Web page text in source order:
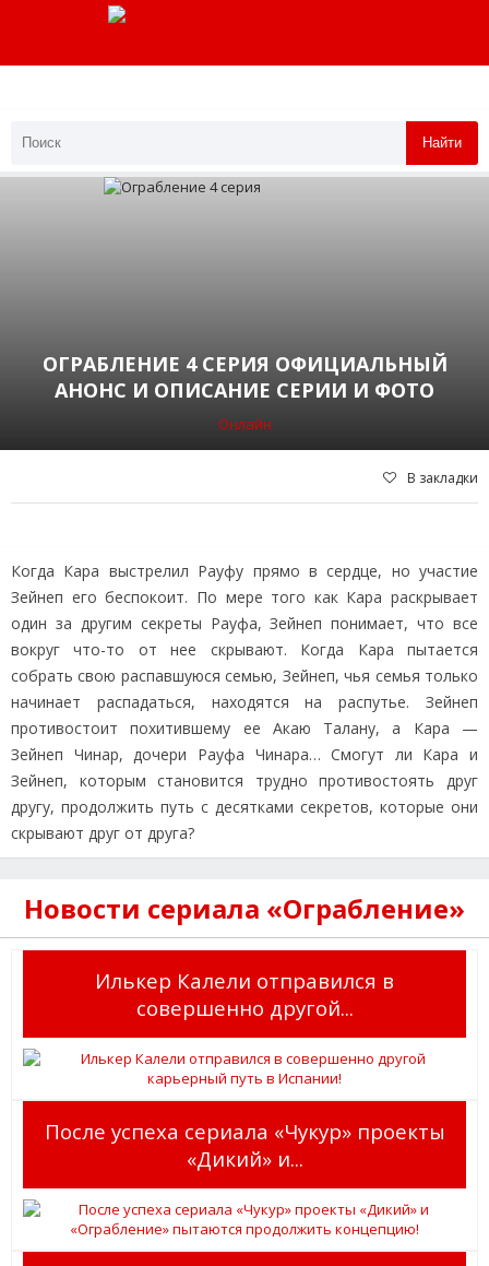
Найти
ОГРАБЛЕНИЕ 4 СЕРИЯ ОФИЦИАЛЬНЫЙ
АНОНС И ОПИСАНИЕ СЕРИИ И ФОТО
Онлайн
В закладки
Когда Кара выстрелил Рауфу прямо в сердце, но участие
Зейнеп его беспокоит. По мере того как Кара раскрывает
один за другим секреты Рауфа, Зейнеп понимает, что все
вокруг что-то от нее скрывают. Когда Кара пытается
собрать свою распавшуюся семью, Зейнеп, чья семья только
начинает распадаться, находятся на распутье. Зейнеп
противостоит похитившему ее Акаю Талану, а Кара —
Зейнеп Чинар, дочери Рауфа Чинара… Смогут ли Кара и
Зейнеп, которым становится трудно противостоять друг
другу, продолжить путь с десятками секретов, которые они
скрывают друг от друга?
Новости сериала «Ограбление»
Илькер Калели отправился в
совершенно другой...
После успеха сериала «Чукур» проекты
«Дикий» и...